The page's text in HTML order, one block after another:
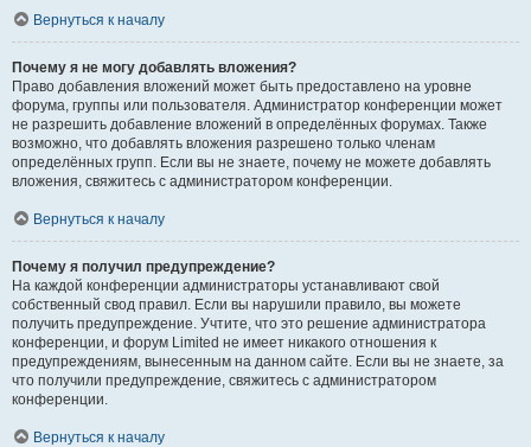
Вернуться к началу
Почему я не могу добавлять вложения?
Право добавления вложений может быть предоставлено на уровне
форума, группы или пользователя. Администратор конференции может
не разрешить добавление вложений в определённых форумах. Также
возможно, что добавлять вложения разрешено только членам
определённых групп. Если вы не знаете, почему не можете добавлять
вложения, свяжитесь с администратором конференции.
Вернуться к началу
Почему я получил предупреждение?
На каждой конференции администраторы устанавливают свой
собственный свод правил. Если вы нарушили правило, вы можете
получить предупреждение. Учтите, что это решение администратора
конференции, и форум Limited не имеет никакого отношения к
предупреждениям, вынесенным на данном сайте. Если вы не знаете, за
что получили предупреждение, свяжитесь с администратором
конференции.
Вернуться к началу